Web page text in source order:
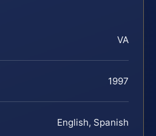
VA
1997
English, Spanish